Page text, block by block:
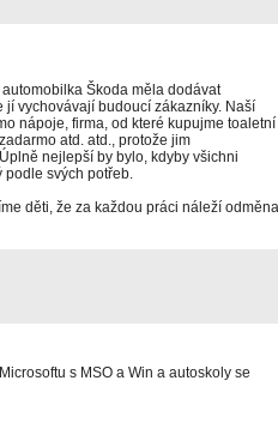
Škoda měla dodávat
vychovávají budoucí zákazníky. Naší
nápoje, firma, od které kupujme toaletní
atd. atd., protože jim
nejlepší by bylo, kdyby všichni
podle svých potřeb.
děti, že za každou práci náleží odměna
s MSO a Win a autoskoly se